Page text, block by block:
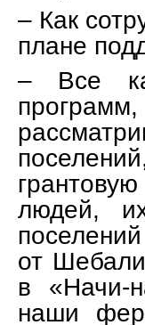
– Как
плане
– Все
людей,
от
в «Начи-
наши